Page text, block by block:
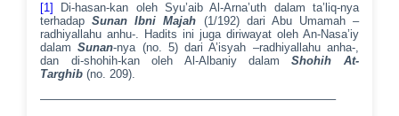
[1]
Di-hasan-kan oleh Syu’aib Al-Arna’uth dalam ta’liq-nya
terhadapSunan Ibni Majah (1/192) dari Abu Umamah –
radhiyallahu anhu-. Hadits ini juga diriwayat oleh An-Nasa’iy
dalamSunan-nya (no. 5) dari A’isyah –radhiyallahu anha-,
dan di-shohih-kan oleh Al-Albaniy dalamShohih At-
Targhib (no. 209).
—————————————————————————–